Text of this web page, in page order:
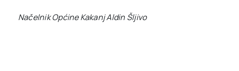
Načelnik Općine Kakanj Aldin Šljivo